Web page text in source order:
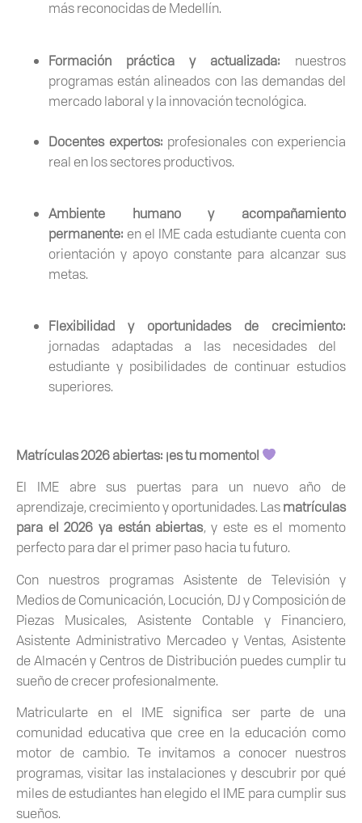
más reconocidas de Medellín.
Formación práctica y actualizada: nuestros
programas están alineados con las demandas del
mercado laboral y la innovación tecnológica.
Docentes expertos: profesionales con experiencia
real en los sectores productivos.
Ambiente humano y acompañamiento
permanente: en el IME cada estudiante cuenta con
orientación y apoyo constante para alcanzar sus
metas.
Flexibilidad y oportunidades de crecimiento:
jornadas adaptadas a las necesidades del
estudiante y posibilidades de continuar estudios
superiores.
Matrículas 2026 abiertas: ¡es tu momento!
El IME abre sus puertas para un nuevo año de
aprendizaje, crecimiento y oportunidades. Lasmatrículas
para el 2026 ya están abiertas, y este es el momento
perfecto para dar el primer paso hacia tu futuro.
Con nuestros programas Asistente de Televisión y
Medios de Comunicación, Locución, DJ y Composición de
Piezas Musicales, Asistente Contable y Financiero,
Asistente Administrativo Mercadeo y Ventas, Asistente
de Almacén y Centros de Distribución puedes cumplir tu
sueño de crecer profesionalmente.
Matricularte en el IME significa ser parte de una
comunidad educativa que cree en la educación como
motor de cambio. Te invitamos a conocer nuestros
programas, visitar las instalaciones y descubrir por qué
miles de estudiantes han elegido el IME para cumplir sus
sueños.